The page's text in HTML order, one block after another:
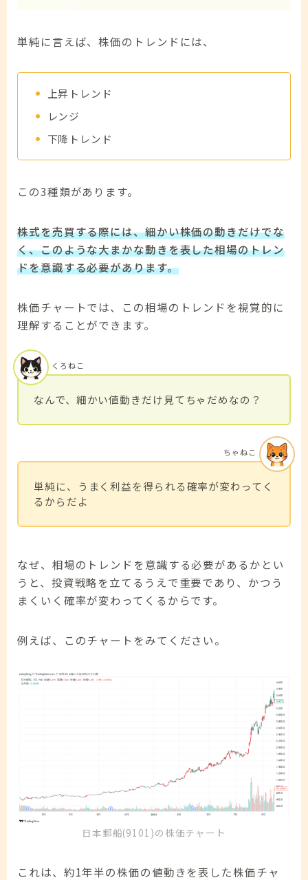
単純に言えば、株価のトレンドには、
上昇トレンド
レンジ
下降トレンド
この3種類があります。
株式を売買する際には、細かい株価の動きだけでな
く、このような大まかな動きを表した相場のトレン
ドを意識する必要があります。
株価チャートでは、この相場のトレンドを視覚的に
理解することができます。
なんで、細かい値動きだけ見てちゃだめなの？
くろねこ
単純に、うまく利益を得られる確率が変わってく
るからだよ
ちゃねこ
なぜ、相場のトレンドを意識する必要があるかとい
うと、投資戦略を立てるうえで重要であり、かつう
まくいく確率が変わってくるからです。
例えば、このチャートをみてください。
日本郵船(9101)の株価チャート
これは、約1年半の株価の値動きを表した株価チャ